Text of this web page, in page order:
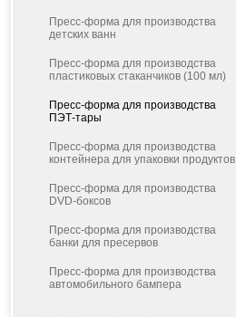
Пресс-форма для производства
детских ванн
Пресс-форма для производства
пластиковых стаканчиков (100 мл)
Пресс-форма для производства
ПЭТ-тары
Пресс-форма для производства
контейнера для упаковки продуктов
Пресс-форма для производства
DVD-боксов
Пресс-форма для производства
банки для пресервов
Пресс-форма для производства
автомобильного бампера